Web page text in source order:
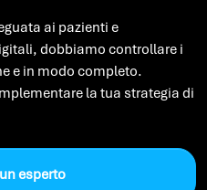
ai pazienti e
dobbiamo controllare i
e in modo completo.
la tua strategia di
esperto